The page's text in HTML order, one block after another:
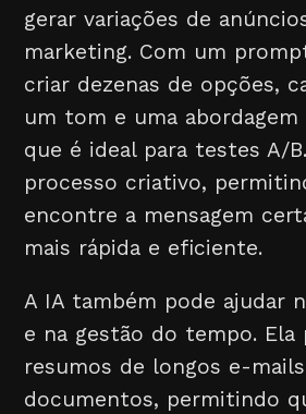
gerar variações de
marketing. Com um
criar dezenas de opções,
um tom e uma
que é ideal para testes A/
processo criativo,
encontre a mensagem
mais rápida e eficiente.
A IA também pode ajudar
e na gestão do tempo. Ela
resumos de longos e-
documentos, permitindo